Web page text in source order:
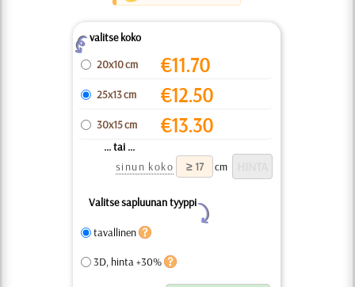
Zvalitse koko
20x10 cm
€11.70
25x13 cm €12.50
30x15 cm €13.30
... tai ...
sinun koko
cm
Valitse sapluunan tyyppi
Y
tavallinen
3D, hinta +30%